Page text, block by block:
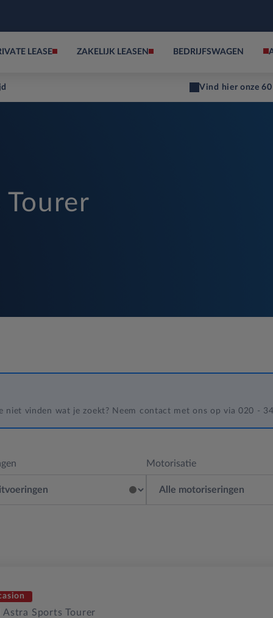
LEASE ZAKELIJK LEASEN BEDRIJFSWAGEN
Vind hier onze
niet vinden wat je zoekt? Neem contact met ons op via 020 -
Motorisatie
Astra Sports Tourer